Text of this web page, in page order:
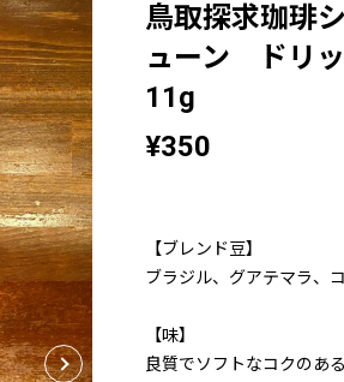
鳥取探求珈琲
ューン ドリ
11g
¥350
【ブレンド豆】
ブラジル、グアテマラ、
【味】
良質でソフトなコクのあ